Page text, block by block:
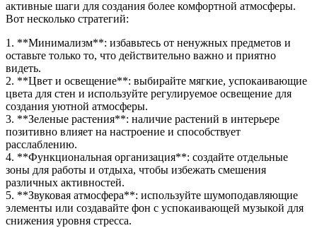
активные шаги для создания более комфортной атмосферы.
Вот несколько стратегий:
1. **Минимализм**: избавьтесь от ненужных предметов и
оставьте только то, что действительно важно и приятно
видеть.
2. **Цвет и освещение**: выбирайте мягкие, успокаивающие
цвета для стен и используйте регулируемое освещение для
создания уютной атмосферы.
3. **Зеленые растения**: наличие растений в интерьере
позитивно влияет на настроение и способствует
расслаблению.
4. **Функциональная организация**: создайте отдельные
зоны для работы и отдыха, чтобы избежать смешения
различных активностей.
5. **Звуковая атмосфера**: используйте шумоподавляющие
элементы или создавайте фон с успокаивающей музыкой для
снижения уровня стресса.